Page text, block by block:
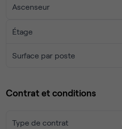
Ascenseur
Étage
Surface par poste
Contrat et conditions
Type de contrat